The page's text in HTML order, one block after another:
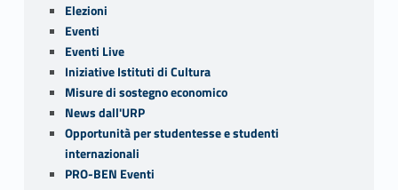
Elezioni
Eventi
Eventi Live
Iniziative Istituti di Cultura
Misure di sostegno economico
News dall'URP
Opportunità per studentesse e studenti
internazionali
PRO-BEN Eventi